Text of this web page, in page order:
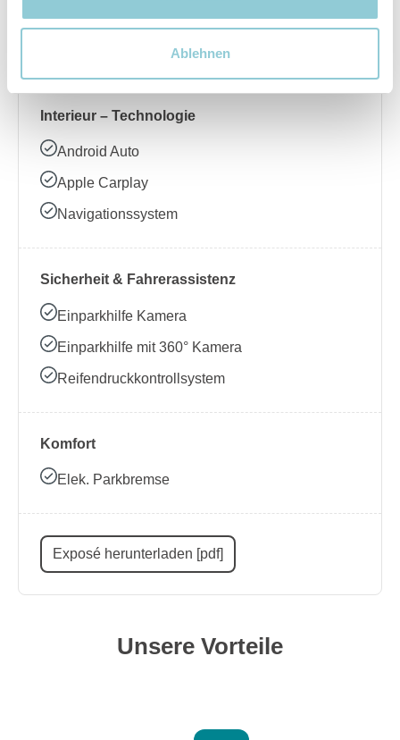
Ablehnen
Beheizbares Lenkrad
Interieur – Technologie
Android Auto
Apple Carplay
Navigationssystem
Sicherheit & Fahrerassistenz
Einparkhilfe Kamera
Einparkhilfe mit 360° Kamera
Reifendruckkontrollsystem
Komfort
Elek. Parkbremse
Exposé herunterladen [pdf]
Unsere Vorteile